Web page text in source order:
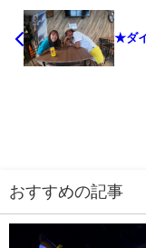
★ダ
おすすめの記事